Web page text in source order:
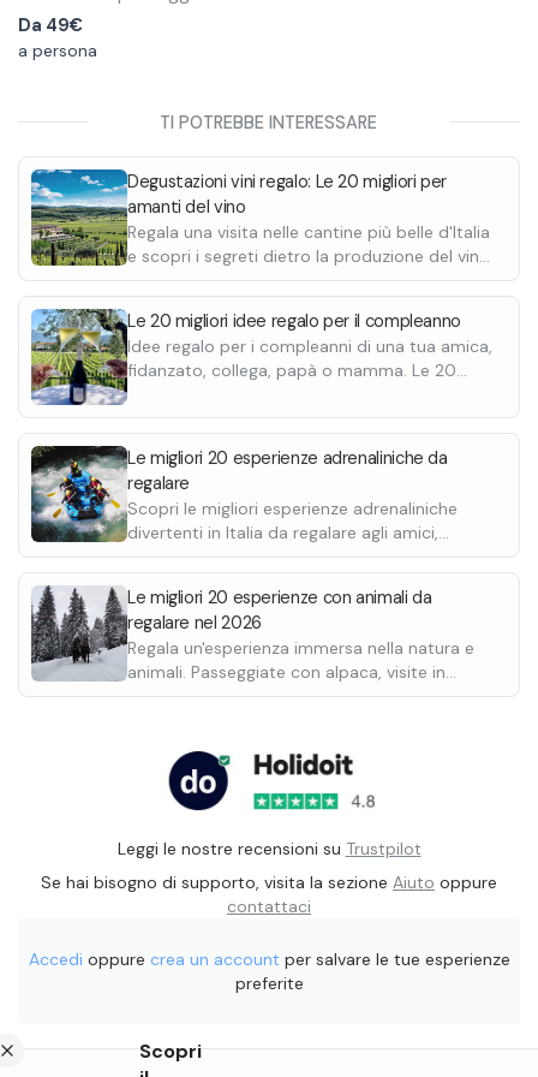
A bordo di un gommone comodo e veloce raggiungerai,
insieme a uno skipper esperto, le zone dove i delfini vivono e
branco locale nel suo habitat naturale, in uno dei momenti
Il tour include anche soste bagno per nuotare o fare
scattare foto.
Da 49€
a persona
TI POTREBBE INTERESSARE
Degustazioni vini regalo: Le 20 migliori per
amanti del vino
Regala una visita nelle cantine più belle d'Italia
e scopri i segreti dietro la produzione del vino
e prosecco. Un regalo perfetto per gli amanti
Le 20 migliori idee regalo per il compleanno
Idee regalo per i compleanni di una tua amica,
fidanzato, collega, papà o mamma. Le 20
personalizzare
Le migliori 20 esperienze adrenaliniche da
regalare
Scopri le migliori esperienze adrenaliniche
divertenti in Italia da regalare agli amici,
parenti o partner. Scegli tra un giro in
Le migliori 20 esperienze con animali da
regalare nel 2026
Regala un'esperienza immersa nella natura e
animali. Passeggiate con alpaca, visite in
fattoria, sleddog, caccia al tartufo, falconeria,
Leggi le nostre recensioni su Trustpilot
Se hai bisogno di supporto, visita la sezione Aiuto oppure
contattaci
Accedi oppure crea un account per salvare le tue esperienze
preferite
Scopri